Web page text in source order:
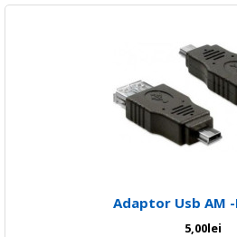
Adaptor Usb AM
5,00lei